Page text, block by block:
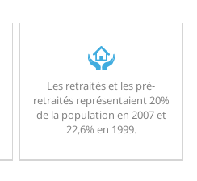
Les retraités et les pré-
retraités représentaient 20%
de la population en 2007 et
22,6% en 1999.